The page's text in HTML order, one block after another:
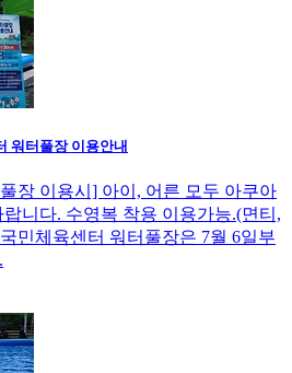
워터풀장 이용안내
장 이용시] 아이, 어른 모두 아쿠아
니다. 수영복 착용 이용가능.(면티,
민체육센터 워터풀장은 7월 6일부